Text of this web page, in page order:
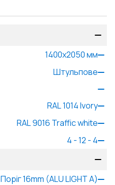
1400x2050мм
Штульпове
RAL 1014 Ivory
RAL 9016 Traffic white
4 - 12 - 4
Поріг 16mm (ALU LIGHT A)